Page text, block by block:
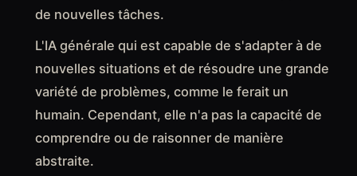
de nouvelles tâches.
L'IA générale qui est capable de s'adapter à de
nouvelles situations et de résoudre une grande
variété de problèmes, comme le ferait un
humain. Cependant, elle n'a pas la capacité de
comprendre ou de raisonner de manière
abstraite.